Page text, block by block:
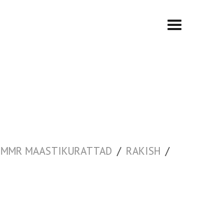
MMR MAASTIKURATTAD / RAKISH /